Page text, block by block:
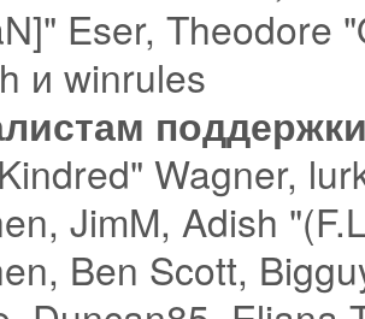
Eser, Theodore
и winrules
Wagner,
JimM, Adish
Ben Scott,